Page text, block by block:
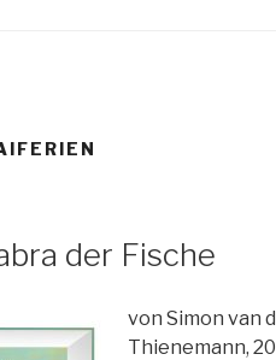
der Fische
von Simon van
Thienemann,